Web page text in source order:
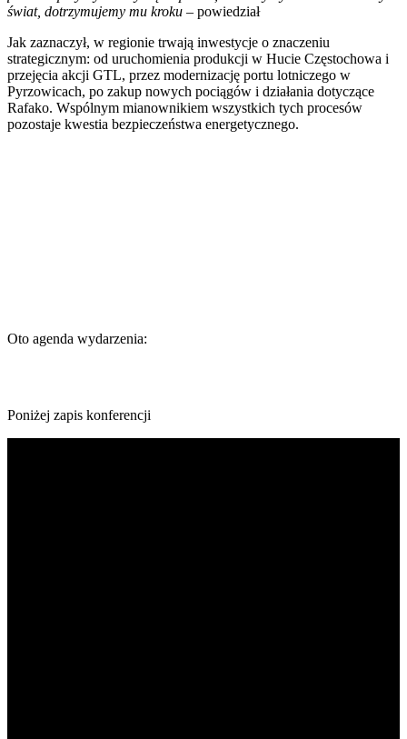
świat, dotrzymujemy mu kroku – powiedział
Jak zaznaczył, w regionie trwają inwestycje o znaczeniu
strategicznym: od uruchomienia produkcji w Hucie Częstochowa i
przejęcia akcji GTL, przez modernizację portu lotniczego w
Pyrzowicach, po zakup nowych pociągów i działania dotyczące
Rafako. Wspólnym mianownikiem wszystkich tych procesów
pozostaje kwestia bezpieczeństwa energetycznego.
Oto agenda wydarzenia:
Poniżej zapis konferencji